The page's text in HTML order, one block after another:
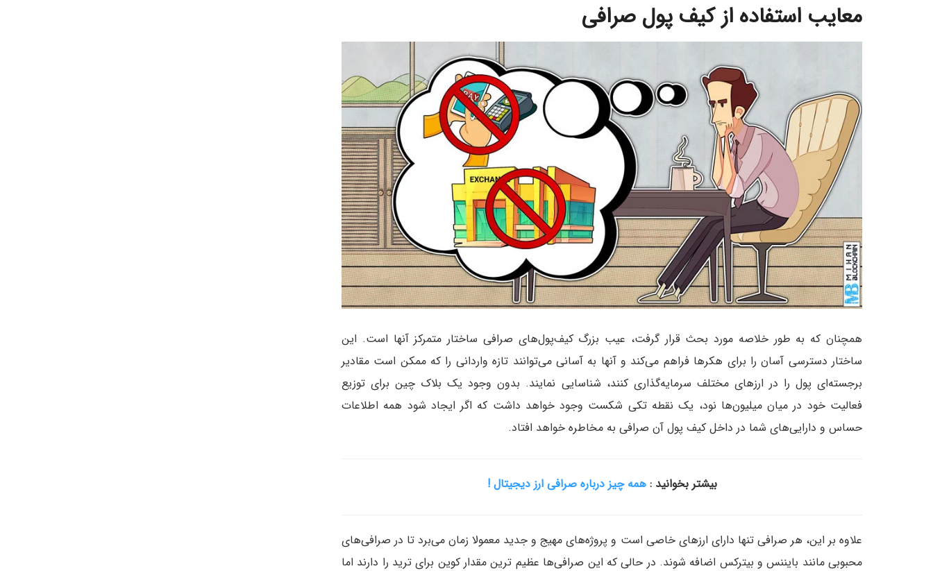
معایب استفاده از کیف پول صرافی
همچنان که به طور خلاصه مورد بحث قرار گرفت، عیب بزرگ کیف‌پول‌های صرافی ساختار متمرکز آنها است. این
ساختار دسترسی آسان را برای هکر‌ها فراهم می‌کند و آنها به آسانی می‌توانند تازه واردانی را که ممکن است مقادیر
برجسته‌ای پول را در ارز‌های مختلف سرمایه‌گذاری کنند، شناسایی نمایند. بدون وجود یک بلاک چین برای توزیع
فعالیت خود در میان میلیون‌ها نود، یک نقطه تکی شکست وجود خواهد داشت که اگر ایجاد شود همه اطلاعات
حساس و دارایی‌های شما در داخل کیف پول آن صرافی به مخاطره خواهد افتاد.
بیشتر بخوانید : همه چیز درباره صرافی ارز دیجیتال !
علاوه بر این، هر صرافی تنها دارای ارز‌های خاصی است و پروژه‌های مهیج و جدید معمولا زمان می‌برد تا در صرافی‌های
محبوبی مانند بایننس و بیترکس اضافه شوند. در حالی که این صرافی‌ها عظیم ترین مقدار کوین برای ترید را دارند اما